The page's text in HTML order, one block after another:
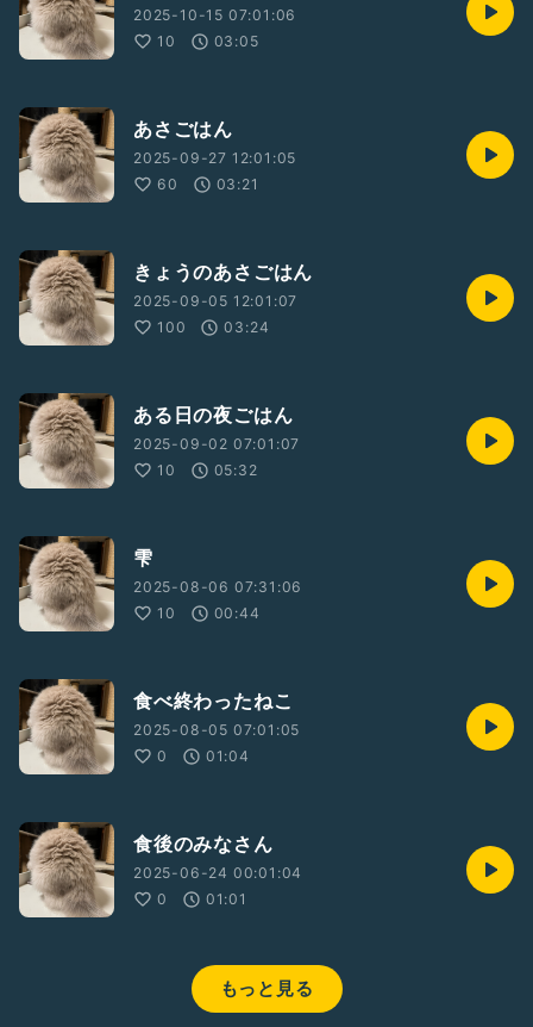
2025-10-15 07:01:06
10
03:05
あさごはん
2025-09-27 12:01:05
60
03:21
きょうのあさごはん
2025-09-05 12:01:07
100
03:24
ある日の夜ごはん
2025-09-02 07:01:07
10
05:32
雫
2025-08-06 07:31:06
10
00:44
食べ終わったねこ
2025-08-05 07:01:05
0
01:04
食後のみなさん
2025-06-24 00:01:04
0
01:01
もっと見る